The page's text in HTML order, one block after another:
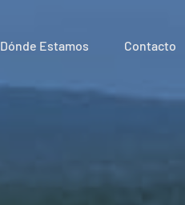
Dónde Estamos Contacto